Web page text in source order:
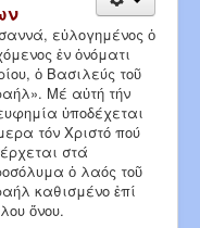
εὐλογημένος ὁ
ἐν ὀνόματι
ὁ Βασιλεύς τοῦ
Μέ αὐτή τήν
ὑποδέχεται
τόν Χριστό πού
στά
ὁ λαός τοῦ
καθισμένο ἐπί
ὄνου.